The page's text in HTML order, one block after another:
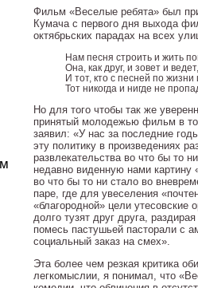
Фильм «Веселые ребята» был
Кумача с первого дня выхода
октябрьских парадах на всех
Нам песня строить и жить
Она, как друг, и зовет и ведет,
И тот, кто с песней по жизни
Тот никогда и нигде не
Но для того чтобы так же
принятый молодежью фильм в
заявил: «У нас за последние
эту политику в произведениях
развлекательства во что бы то
недавно виденную нами
во что бы то ни стало во
паре, где для увеселения
«благородной» цели утесовские
долго тузят друг друга,
помесь пастушьей пасторали с
социальный заказ на смех».
Эта более чем резкая критика
легкомыслии, я понимал, что